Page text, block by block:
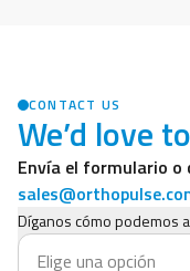
CONTACT US
We’d love
Envía el formulario o
Díganos cómo podemos